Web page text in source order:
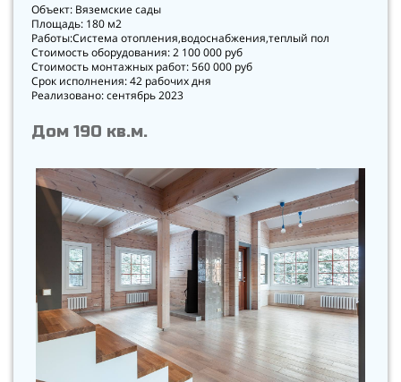
Объект: Вяземские сады
Площадь: 180 м2
Работы:Система отопления,водоснабжения,теплый пол
Стоимость оборудования: 2 100 000 руб
Стоимость монтажных работ: 560 000 руб
Срок исполнения: 42 рабочих дня
Реализовано: сентябрь 2023
Дом 190 кв.м.